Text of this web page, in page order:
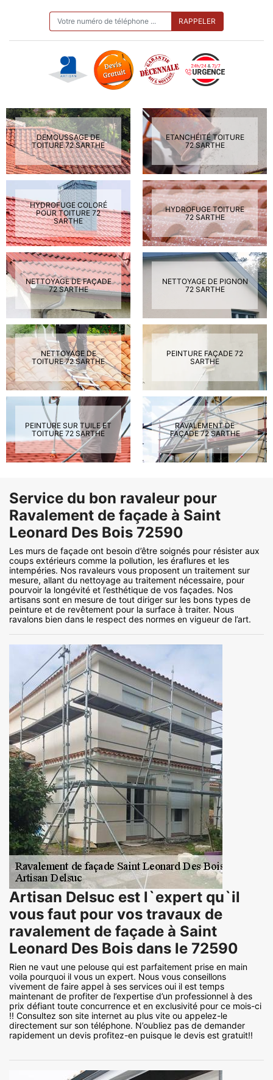
DEMOUSSAGE DE
TOITURE 72 SARTHE
ETANCHÉITÉ TOITURE
72 SARTHE
HYDROFUGE COLORÉ
POUR TOITURE 72
SARTHE
HYDROFUGE TOITURE
72 SARTHE
NETTOYAGE DE FAÇADE
72 SARTHE
NETTOYAGE DE PIGNON
72 SARTHE
NETTOYAGE DE
TOITURE 72 SARTHE
PEINTURE FAÇADE 72
SARTHE
PEINTURE SUR TUILE ET
TOITURE 72 SARTHE
RAVALEMENT DE
FAÇADE 72 SARTHE
Service du bon ravaleur pour
Ravalement de façade à Saint
Leonard Des Bois 72590
Les murs de façade ont besoin d’être soignés pour résister aux
coups extérieurs comme la pollution, les éraflures et les
intempéries. Nos ravaleurs vous proposent un traitement sur
mesure, allant du nettoyage au traitement nécessaire, pour
pourvoir la longévité et l’esthétique de vos façades. Nos
artisans sont en mesure de tout diriger sur les bons types de
peinture et de revêtement pour la surface à traiter. Nous
ravalons bien dans le respect des normes en vigueur de l’art.
Artisan Delsuc est l`expert qu`il
vous faut pour vos travaux de
ravalement de façade à Saint
Leonard Des Bois dans le 72590
Rien ne vaut une pelouse qui est parfaitement prise en main
voila pourquoi il vous un expert. Nous vous conseillons
vivement de faire appel à ses services oui il est temps
maintenant de profiter de l’expertise d’un professionnel à des
prix défiant toute concurrence et en exclusivité pour ce mois-ci
!! Consultez son site internet au plus vite ou appelez-le
directement sur son téléphone. N’oubliez pas de demander
rapidement un devis profitez-en puisque le devis est gratuit!!